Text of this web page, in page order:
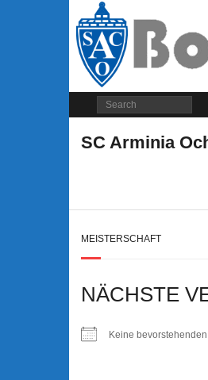
SC Arminia
MEISTERSCHAFT
NÄCHSTE
Keine